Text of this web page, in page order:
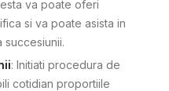
va poate oferi
si va poate asista in
: Initiati procedura de
cotidian proportiile